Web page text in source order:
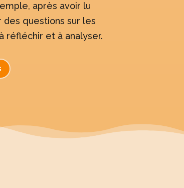
après avoir lu
questions sur les
réfléchir et à analyser.